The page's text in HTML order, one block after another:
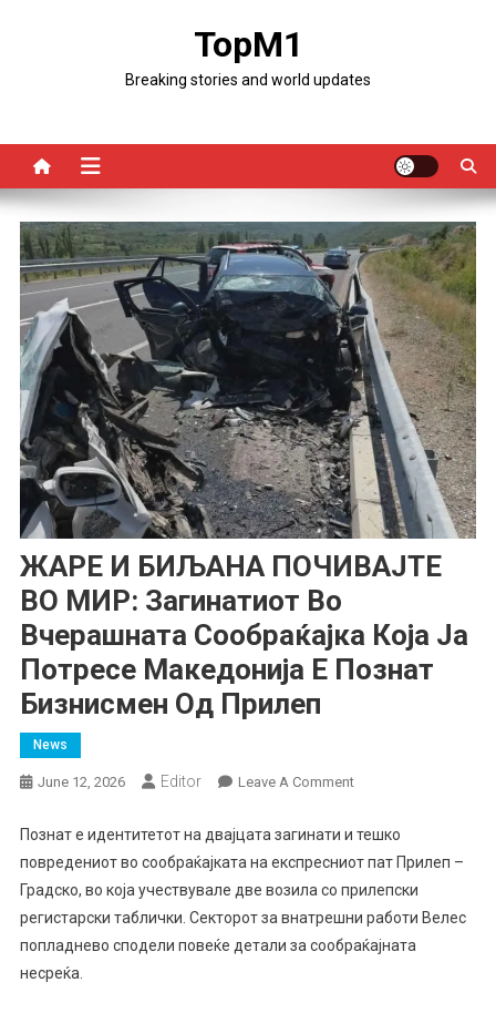
TopM1
Breaking stories and world updates
ЖАРЕ И БИЉАНА ПОЧИВАЈТЕ
ВО МИР: Загинатиот Во
Вчерашната Сообраќајка Која Ја
Потресе Македонија Е Познат
Бизнисмен Од Прилеп
News
June 12, 2026 Еditor Leave A CommentOn
И
БИЉАНА
ПОЧИВАЈТЕ
Загинатиот
Познат е идентитетот на двајцата загинати и тешко
повредениот во сообраќајката на експресниот пат Прилеп –
Градско, во која учествувале две возила со прилепски
регистарски таблички. Секторот за внатрешни работи Велес
попладнево сподели повеќе детали за сообраќајната
несреќа.